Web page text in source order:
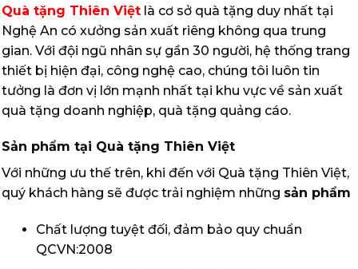
Quà tặng Thiên Việt là cơ sở quà tặng duy nhất tại
Nghệ An có xưởng sản xuất riêng không qua trung
gian. Với đội ngũ nhân sự gần 30 người, hệ thống trang
thiết bị hiện đại, công nghệ cao, chúng tôi luôn tin
tưởng là đơn vị lớn mạnh nhất tại khu vực về sản xuất
quà tặng doanh nghiệp, quà tặng quảng cáo.
Sản phẩm tại Quà tặng Thiên Việt
Với những ưu thế trên, khi đến với Quà tặng Thiên Việt,
quý khách hàng sẽ được trải nghiệm những sản phẩm
Chất lượng tuyệt đối, đảm bảo quy chuẩn
QCVN:2008